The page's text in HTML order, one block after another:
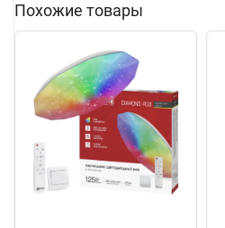
Похожие товары